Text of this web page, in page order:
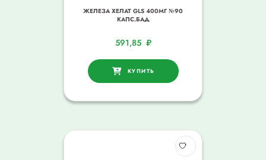
ЖЕЛЕЗА ХЕЛАТ GLS 400МГ №90
КАПС.БАД
591,85 ₽
КУПИТЬ